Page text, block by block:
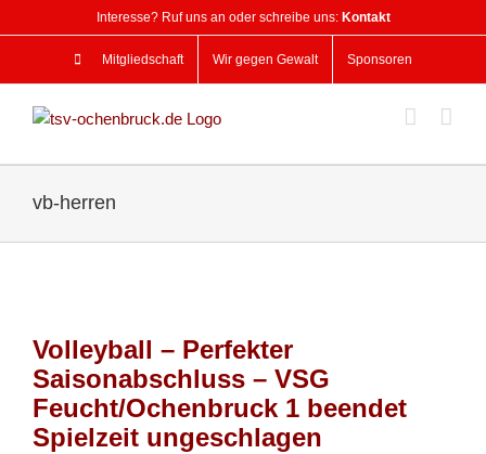
Inhalt
Interesse? Ruf uns an oder schreibe uns: Kontakt
Mitgliedschaft Wir gegen Gewalt Sponsoren
vb-herren
Volleyball – Perfekter
Saisonabschluss – VSG
Feucht/Ochenbruck 1 beendet
Spielzeit ungeschlagen